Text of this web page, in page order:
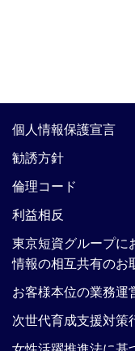
個人情報保護宣言
勧誘方針
倫理コード
利益相反
東京短資グループに
情報の相互共有のお
お客様本位の業務運
次世代育成支援対策